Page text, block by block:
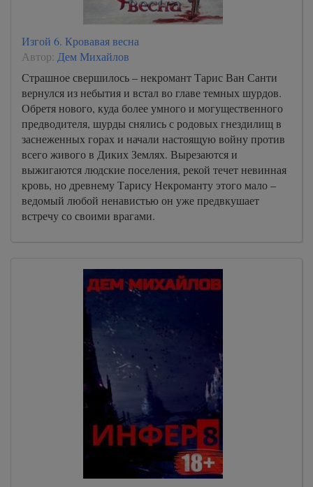
Изгой 6. Кровавая весна
Автор: Дем Михайлов
Страшное свершилось – некромант Тарис Ван Санти
вернулся из небытия и встал во главе темных шурдов.
Обретя нового, куда более умного и могущественного
предводителя, шурды снялись с родовых гнездилищ в
заснеженных горах и начали настоящую войну против
всего живого в Диких Землях. Вырезаются и
выжигаются людские поселения, рекой течет невинная
кровь, но древнему Тарису Некроманту этого мало –
ведомый любой ненавистью он уже предвкушает
встречу со своими врагами.